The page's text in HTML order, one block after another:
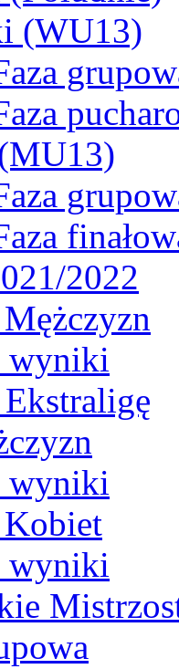
(WU13)
2022
wyniki
wyniki
wyniki